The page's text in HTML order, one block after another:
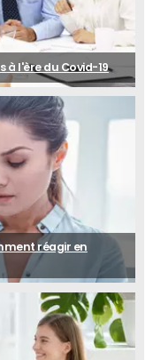
à l'ère du Covid-19
réagir en